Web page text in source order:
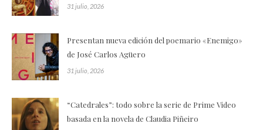
31 julio, 2026
Presentan nueva edición del poemario «Enemigo»
de José Carlos Agüero
31 julio, 2026
“Catedrales”: todo sobre la serie de Prime Video
basada en la novela de Claudia Piñeiro